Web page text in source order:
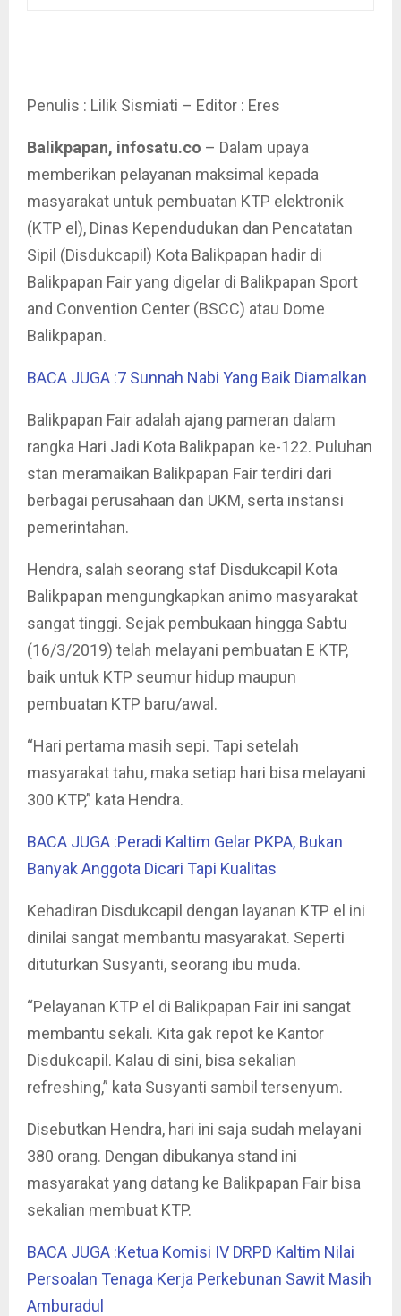
Penulis : Lilik Sismiati – Editor : Eres
Balikpapan, infosatu.co – Dalam upaya
memberikan pelayanan maksimal kepada
masyarakat untuk pembuatan KTP elektronik
(KTP el), Dinas Kependudukan dan Pencatatan
Sipil (Disdukcapil) Kota Balikpapan hadir di
Balikpapan Fair yang digelar di Balikpapan Sport
and Convention Center (BSCC) atau Dome
Balikpapan.
BACA JUGA :7 Sunnah Nabi Yang Baik Diamalkan
Balikpapan Fair adalah ajang pameran dalam
rangka Hari Jadi Kota Balikpapan ke-122. Puluhan
stan meramaikan Balikpapan Fair terdiri dari
berbagai perusahaan dan UKM, serta instansi
pemerintahan.
Hendra, salah seorang staf Disdukcapil Kota
Balikpapan mengungkapkan animo masyarakat
sangat tinggi. Sejak pembukaan hingga Sabtu
(16/3/2019) telah melayani pembuatan E KTP,
baik untuk KTP seumur hidup maupun
pembuatan KTP baru/awal.
“Hari pertama masih sepi. Tapi setelah
masyarakat tahu, maka setiap hari bisa melayani
300 KTP,” kata Hendra.
BACA JUGA :Peradi Kaltim Gelar PKPA, Bukan
Banyak Anggota Dicari Tapi Kualitas
Kehadiran Disdukcapil dengan layanan KTP el ini
dinilai sangat membantu masyarakat. Seperti
dituturkan Susyanti, seorang ibu muda.
“Pelayanan KTP el di Balikpapan Fair ini sangat
membantu sekali. Kita gak repot ke Kantor
Disdukcapil. Kalau di sini, bisa sekalian
refreshing,” kata Susyanti sambil tersenyum.
Disebutkan Hendra, hari ini saja sudah melayani
380 orang. Dengan dibukanya stand ini
masyarakat yang datang ke Balikpapan Fair bisa
sekalian membuat KTP.
BACA JUGA :Ketua Komisi IV DRPD Kaltim Nilai
Persoalan Tenaga Kerja Perkebunan Sawit Masih
Amburadul